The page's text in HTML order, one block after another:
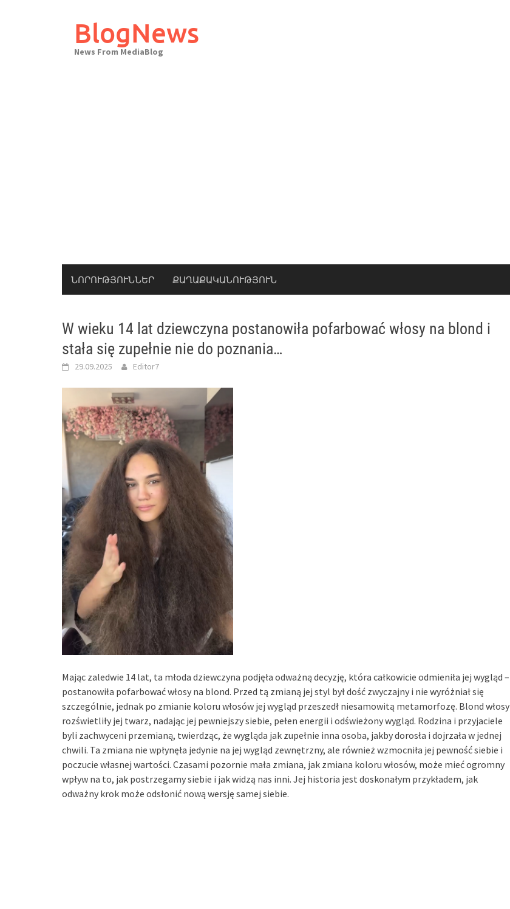
BlogNews
News From MediaBlog
ՆՈՐՈՒԹՅՈՒՆՆԵՐ ՔԱՂԱՔԱԿԱՆՈՒԹՅՈՒՆ
W wieku 14 lat dziewczyna postanowiła pofarbować włosy na blond i
stała się zupełnie nie do poznania…
29.09.2025 Editor7
Mając zaledwie 14 lat, ta młoda dziewczyna podjęła odważną decyzję, która całkowicie odmieniła jej wygląd –
postanowiła pofarbować włosy na blond. Przed tą zmianą jej styl był dość zwyczajny i nie wyróżniał się
szczególnie, jednak po zmianie koloru włosów jej wygląd przeszedł niesamowitą metamorfozę. Blond włosy
rozświetliły jej twarz, nadając jej pewniejszy siebie, pełen energii i odświeżony wygląd. Rodzina i przyjaciele
byli zachwyceni przemianą, twierdząc, że wygląda jak zupełnie inna osoba, jakby dorosła i dojrzała w jednej
chwili. Ta zmiana nie wpłynęła jedynie na jej wygląd zewnętrzny, ale również wzmocniła jej pewność siebie i
poczucie własnej wartości. Czasami pozornie mała zmiana, jak zmiana koloru włosów, może mieć ogromny
wpływ na to, jak postrzegamy siebie i jak widzą nas inni. Jej historia jest doskonałym przykładem, jak
odważny krok może odsłonić nową wersję samej siebie.